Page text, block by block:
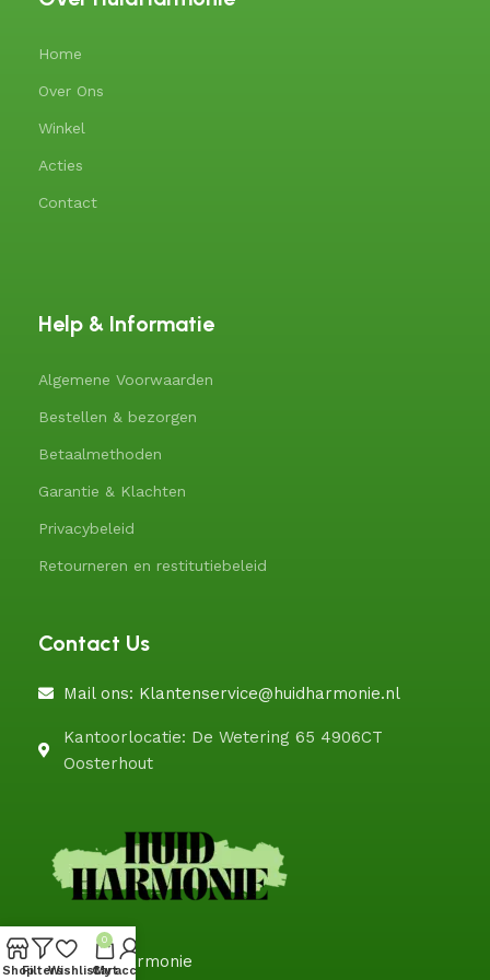
Home
Over Ons
Winkel
Acties
Contact
Help & Informatie
Algemene Voorwaarden
Bestellen & bezorgen
Betaalmethoden
Garantie & Klachten
Privacybeleid
Retourneren en restitutiebeleid
Contact Us
Mail ons: Klantenservice@huidharmonie.nl
Kantoorlocatie: De Wetering 65 4906CT
Oosterhout
@HuidHarmonie
ShopFiltersWishlist
0
Cart
My account